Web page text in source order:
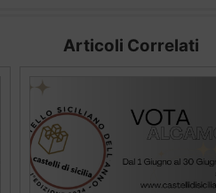
Articoli Correlati